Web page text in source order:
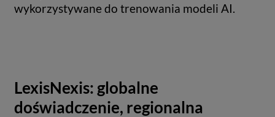
wykorzystywane do trenowania modeli AI.
LexisNexis: globalne
doświadczenie, regionalna